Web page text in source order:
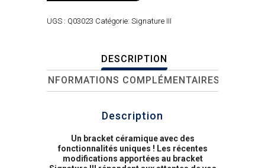
UGS : Q03023 Catégorie: Signature III
DESCRIPTION
INFORMATIONS COMPLÉMENTAIRES
Description
Un bracket céramique avec des
fonctionnalités uniques ! Les récentes
modifications apportées au bracket